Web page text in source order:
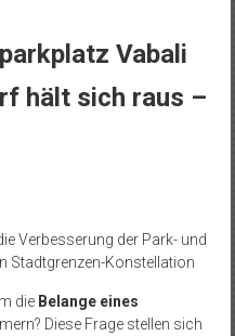
Vabali
hält sich raus –
Verbesserung der Park- und
Stadtgrenzen-Konstellation
die Belange eines
Diese Frage stellen sich